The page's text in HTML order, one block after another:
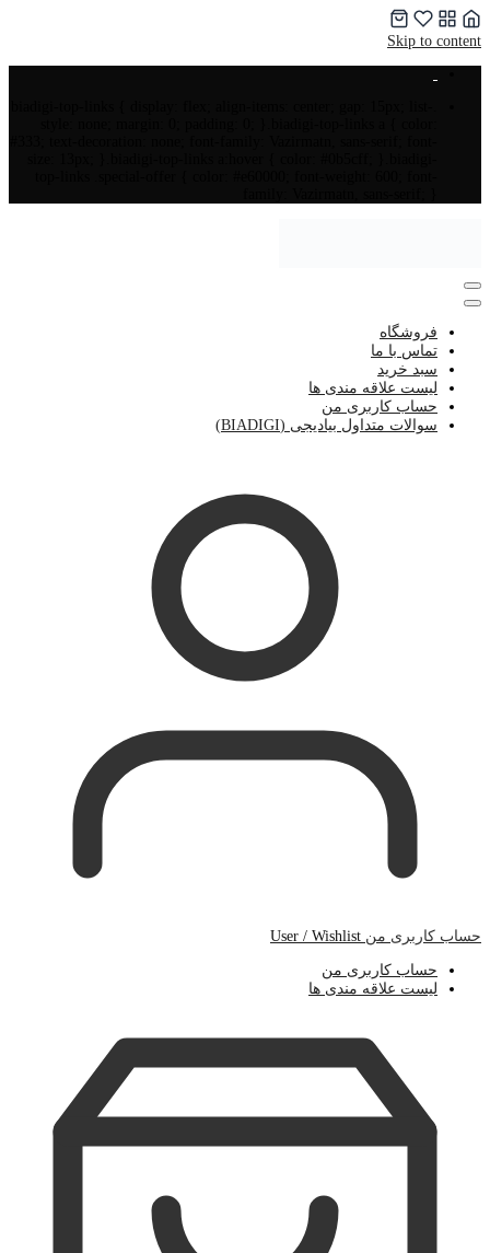
Skip to content
فروشگاه
تماس با ما
سبد خرید
لیست علاقه مندی ها
حساب کاربری من
سوالات متداول بیادیجی (BIADIGI)
حساب کاربری من User / Wishlist
حساب کاربری من
لیست علاقه مندی ها